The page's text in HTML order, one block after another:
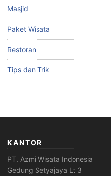
Masjid
Paket Wisata
Restoran
Tips dan Trik
KANTOR
PT. Azmi Wisata Indonesia
Gedung Setyajaya Lt 3